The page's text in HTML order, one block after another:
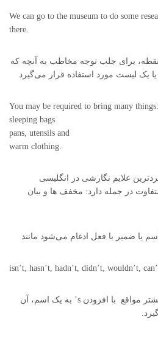
We can go to the museum to do some
there.
برای جلب توجه مخاطب به آنچه که
یا یک لیست مورد استفاده قرار می‌گیرد
You may be required to bring many things:
sleeping bags
pans, utensils and
warm clothing.
علایم نگارشی در انگلیسی
در جمله دارد: مخفف ها و بیان
یا ضمیر با فعل ادغام می‌شود مانند
isn’t, hasn’t, hadn’t, didn’t, wouldn’t,
در بیان مالکیت باید گفت، در بیشتر مواقع با افزودن s’ به یک اسم، آن